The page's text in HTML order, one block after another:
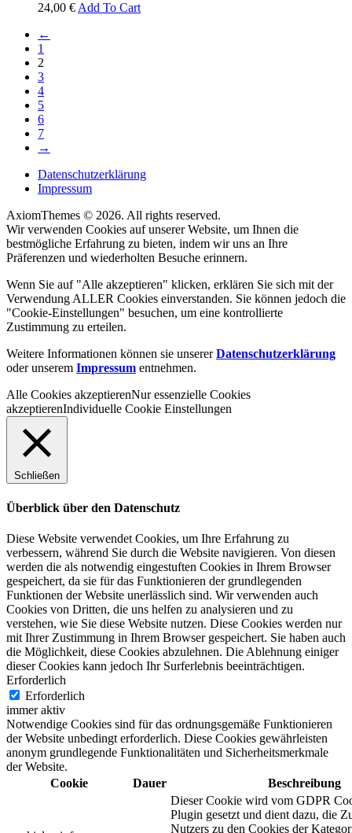
24,00 € Add To Cart
←
1
2
3
4
5
6
7
→
Datenschutzerklärung
Impressum
AxiomThemes © 2026. All rights reserved.
Wir verwenden Cookies auf unserer Website, um Ihnen die
bestmögliche Erfahrung zu bieten, indem wir uns an Ihre
Präferenzen und wiederholten Besuche erinnern.
Wenn Sie auf "Alle akzeptieren" klicken, erklären Sie sich mit der
Verwendung ALLER Cookies einverstanden. Sie können jedoch die
"Cookie-Einstellungen" besuchen, um eine kontrollierte
Zustimmung zu erteilen.
Weitere Informationen können sie unsererDatenschutzerklärung
oder unserem Impressum entnehmen.
Alle Cookies akzeptierenNur essenzielle Cookies
akzeptierenIndividuelle Cookie Einstellungen
Schließen
Überblick über den Datenschutz
Diese Website verwendet Cookies, um Ihre Erfahrung zu
verbessern, während Sie durch die Website navigieren. Von diesen
werden die als notwendig eingestuften Cookies in Ihrem Browser
gespeichert, da sie für das Funktionieren der grundlegenden
Funktionen der Website unerlässlich sind. Wir verwenden auch
Cookies von Dritten, die uns helfen zu analysieren und zu
verstehen, wie Sie diese Website nutzen. Diese Cookies werden nur
mit Ihrer Zustimmung in Ihrem Browser gespeichert. Sie haben auch
die Möglichkeit, diese Cookies abzulehnen. Die Ablehnung einiger
dieser Cookies kann jedoch Ihr Surferlebnis beeinträchtigen.
Erforderlich
Erforderlich
immer aktiv
Notwendige Cookies sind für das ordnungsgemäße Funktionieren
der Website unbedingt erforderlich. Diese Cookies gewährleisten
anonym grundlegende Funktionalitäten und Sicherheitsmerkmale
der Website.
Cookie
Dauer Beschreibung
Dieser Cookie wird vom GDPR
Plugin gesetzt und dient dazu, die
Nutzers zu den Cookies der